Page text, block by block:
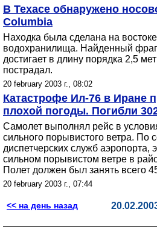
В Техасе обнаружено
Columbia
Находка была сделана на
водохранилища. Найденный
достигает в длину порядка 2,5
пострадал.
20 february 2003 г., 08:02
Катастрофе Ил-76 в Иране
плохой погоды. Погибли
Самолет выполнял рейс в
сильного порывистого ветра. По
диспетчерских служб
сильном порывистом ветре в
Полет должен был занять всего
20 february 2003 г., 07:44
<< на день назад